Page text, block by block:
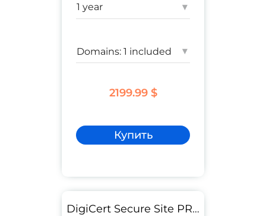
Гарантия: $ 1,500,000
▾
▾
2199.99 $
Купить
DigiCert Secure Site PRO Wildcard